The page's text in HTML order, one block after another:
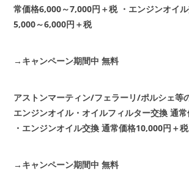
常価格6,000～7,000円＋税 ・エンジンオイ
5,000～6,000円＋税
→キャンペーン期間中 無料
アストンマーティン/フェラーリ/ポルシェ等
エンジンオイル・オイルフィルター交換 通
・エンジンオイル交換 通常価格10,000円＋税
→キャンペーン期間中 無料